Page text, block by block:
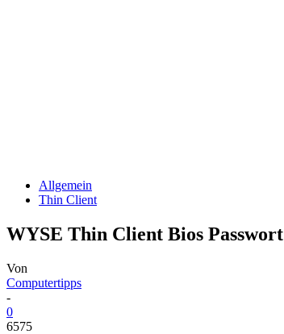
Allgemein
Thin Client
WYSE Thin Client Bios Passwort
Von
Computertipps
-
0
6575